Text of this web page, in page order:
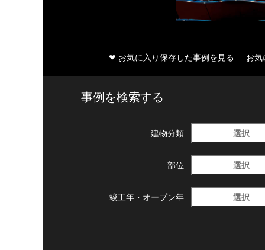
❤ お気に入り保存した事例を見る お
事例を検索する
建物分類 選択
部位 選択
竣工年・ オープン年 選択